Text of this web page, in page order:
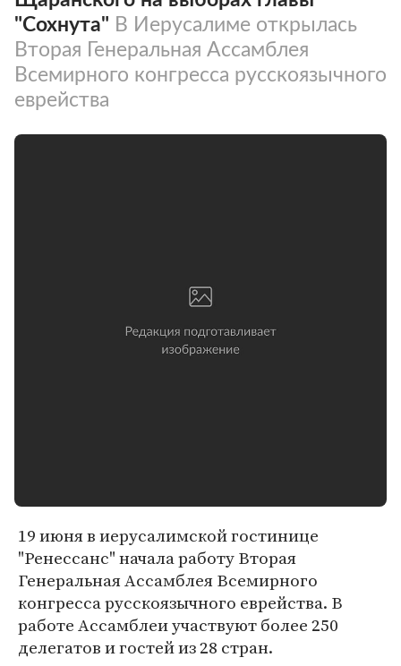
"Сохнута" В Иерусалиме открылась
Вторая Генеральная Ассамблея
Всемирного конгресса русскоязычного
еврейства
19 июня в иерусалимской гостинице
"Ренессанс" начала работу Вторая
Генеральная Ассамблея Всемирного
конгресса русскоязычного еврейства. В
работе Ассамблеи участвуют более 250
делегатов и гостей из 28 стран.